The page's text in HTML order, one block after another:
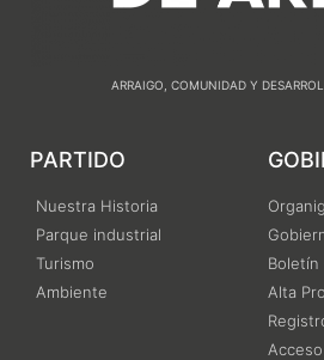
ARRAIGO, COMUNIDAD Y
PARTIDO
Nuestra Historia
Parque industrial
Turismo
Ambiente
Boletín
Alta